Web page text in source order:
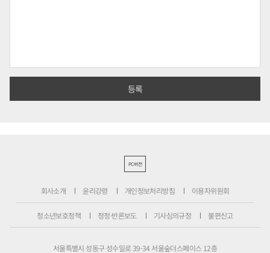
PC버전
회사소개 윤리강령 개인정보처리방침 이용자위원회
청소년보호정책 정정·반론보도 기사심의규정 불편신고
서울특별시 성동구 성수일로 39-34 서울숲더스페이스 12층